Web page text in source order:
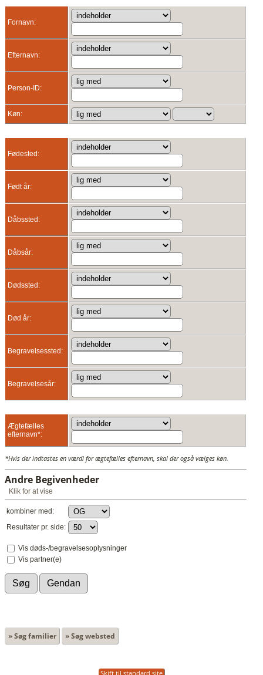
Fornavn:
Efternavn:
Person-ID:
Køn:
Fødested:
Født år:
Dåbssted:
Dåbsår:
Dødssted:
Død år:
Begravelsessted:
Begravelsesår:
Ægtefælles
efternavn*:
*Hvis der indtastes en værdi for ægtefælles efternavn, skal der også vælges køn.
Andre Begivenheder
Klik for at vise
kombiner med:
Resultater pr. side:
Vis døds-/begravelsesoplysninger
Vis partner(e)
» Søg familier » Søg websted
Skift til standard site